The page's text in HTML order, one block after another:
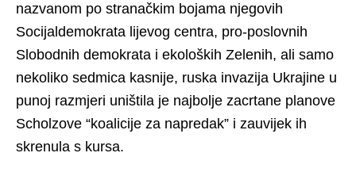
nazvanom po stranačkim bojama njegovih
Socijaldemokrata lijevog centra, pro-poslovnih
Slobodnih demokrata i ekoloških Zelenih, ali samo
nekoliko sedmica kasnije, ruska invazija Ukrajine u
punoj razmjeri uništila je najbolje zacrtane planove
Scholzove “koalicije za napredak” i zauvijek ih
skrenula s kursa.